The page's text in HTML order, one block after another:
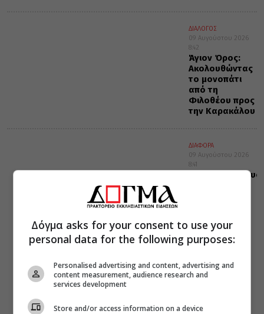
ΔΙΑΛΟΓΟΣ
09 Αυγούστου 2026
8:42
Άγιον Όρος:
Ακολουθώντας
το μονοπάτι
από τη
Φιλοθέου προς
την Καρακάλου
ΔΙΑΦΟΡΑ
09 Αυγούστου 2026
8:41
Δόγμα asks for your consent to use your
personal data for the following purposes:
Personalised advertising and content, advertising and
content measurement, audience research and
services development
Store and/or access information on a device